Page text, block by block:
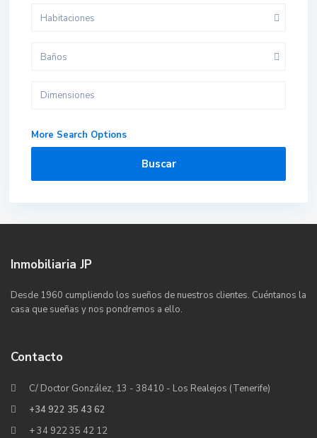
Habitaciones
Baños
More Search Options
Buscar
Inmobiliaria JP
Desde 1960 cumpliendo los sueños de nuestros clientes. Cuéntanos la
casa que sueñas y nos pondremos a ello.
Contacto
C/ Doctor González, 13 - 38410 - Los Realejos (Tenerife)
+34 922 35 43 62
+ 34 922 35 42 12